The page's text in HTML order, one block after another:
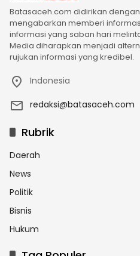
Batasaceh.com didirikan
mengabarkan memberi
informasi yang saban hari
Media diharapkan menjadi
rujukan informasi yang kredibel.
Indonesia
redaksi@batasaceh.com
Rubrik
Daerah
News
Politik
Bisnis
Hukum